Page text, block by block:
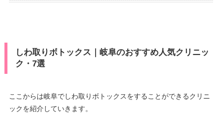
しわ取りボトックス｜岐阜のおすすめ人気クリニッ
ク・7選
ここからは岐阜でしわ取りボトックスをすることができるクリニ
ックを紹介していきます。